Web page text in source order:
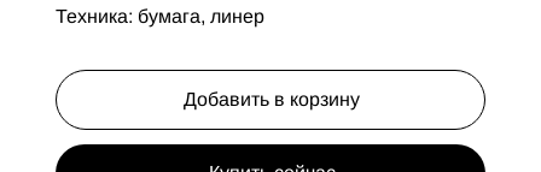
Техника: бумага, линер
Добавить в корзину